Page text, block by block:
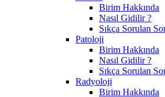
Birim Hakkında
Nasıl Gidilir ?
Sıkça Sorulan
Patoloji
Birim Hakkında
Nasıl Gidilir ?
Sıkça Sorulan
Radyoloji
Birim Hakkında